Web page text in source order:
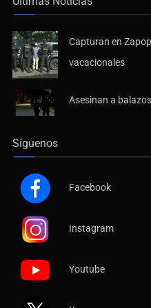
Capturan en
vacacionales
Asesinan a
Síguenos
Facebook
Instagram
Youtube